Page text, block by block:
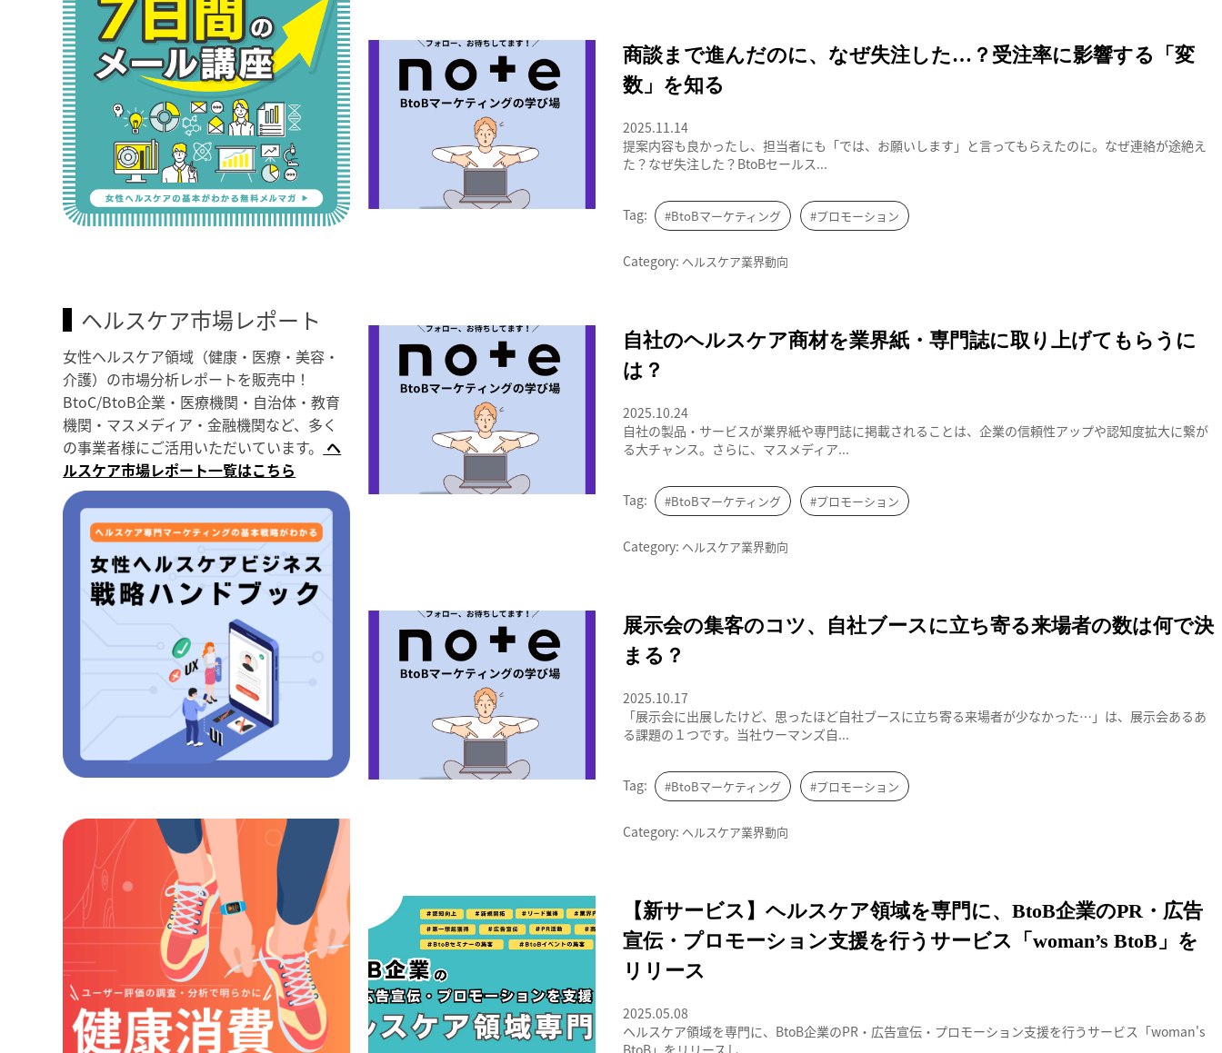
BtoBマーケティングの学び場
商談まで進んだのに、なぜ失注した…？受注率に影響する「変
数」を知る
2025.11.14
提案内容も良かったし、担当者にも「では、お願いします」と言ってもらえたのに。なぜ連絡が途絶え
た？なぜ失注した？BtoBセールス...
Tag: #BtoBマーケティング #プロモーション
Category: ヘルスケア業界動向
BtoBマーケティングの学び場
自社のヘルスケア商材を業界紙・専門誌に取り上げてもらうに
は？
2025.10.24
自社の製品・サービスが業界紙や専門誌に掲載されることは、企業の信頼性アップや認知度拡大に繋が
る大チャンス。さらに、マスメディア...
Tag: #BtoBマーケティング #プロモーション
Category: ヘルスケア業界動向
BtoBマーケティングの学び場
展示会の集客のコツ、自社ブースに立ち寄る来場者の数は何で決
まる？
2025.10.17
「展示会に出展したけど、思ったほど自社ブースに立ち寄る来場者が少なかった…」は、展示会あるあ
る課題の１つです。当社ウーマンズ自...
Tag: #BtoBマーケティング #プロモーション
Category: ヘルスケア業界動向
BtoBの広告掲載、プロモーション支援（モバイル用）
【新サービス】ヘルスケア領域を専門に、BtoB企業のPR・広告
宣伝・プロモーション支援を行うサービス「woman’s BtoB」を
リリース
2025.05.08
ヘルスケア領域を専門に、BtoB企業のPR・広告宣伝・プロモーション支援を行うサービス「woman's
BtoB」をリリースし...
ヘルスケア市場レポート
女性ヘルスケア領域（健康・医療・美容・
介護）の市場分析レポートを販売中！
BtoC/BtoB企業・医療機関・自治体・教育
機関・マスメディア・金融機関など、多く
の事業者様にご活用いただいています。 ヘ
ルスケア市場レポート一覧はこちら